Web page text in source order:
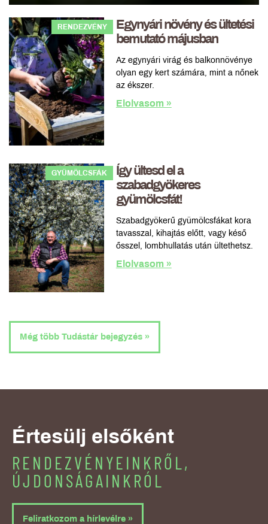
RENDEZVÉNY
Egynyári növény és ültetési
bemutató májusban
Az egynyári virág és balkonnövénye
olyan egy kert számára, mint a nőnek
az ékszer.
Elolvasom »
GYÜMÖLCSFÁK
Így ültesd el a
szabadgyökeres
gyümölcsfát!
Szabadgyökerű gyümölcsfákat kora
tavasszal, kihajtás előtt, vagy késő
ősszel, lombhullatás után ültethetsz.
Elolvasom »
Még több Tudástár bejegyzés »
Értesülj elsőként
RENDEZVÉNYEINKRŐL,
ÚJDONSÁGAINKRÓL
Feliratkozom a hírlevélre »